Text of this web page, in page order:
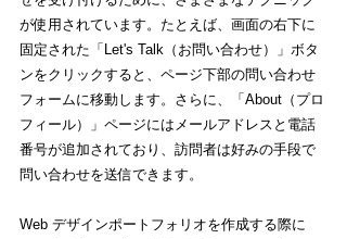
が使用されています。たとえば、画面の右下に
固定された「Let's Talk（お問い合わせ）」ボタ
ンをクリックすると、ページ下部の問い合わせ
フォームに移動します。さらに、「About（プロ
フィール）」ページにはメールアドレスと電話
番号が追加されており、訪問者は好みの手段で
問い合わせを送信できます。
Web デザインポートフォリオを作成する際に